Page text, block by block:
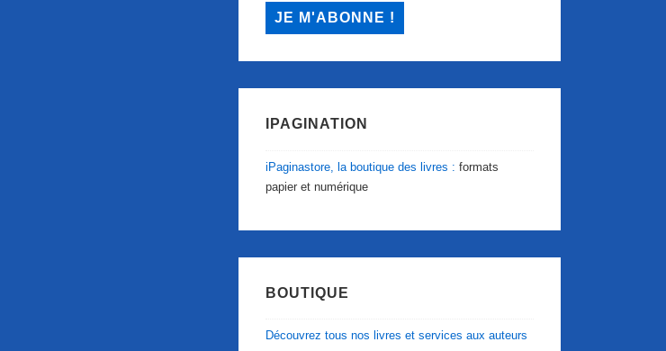
IPAGINATION
iPaginastore, la boutique des livres : formats
papier et numérique
BOUTIQUE
Découvrez tous nos livres et services aux auteurs